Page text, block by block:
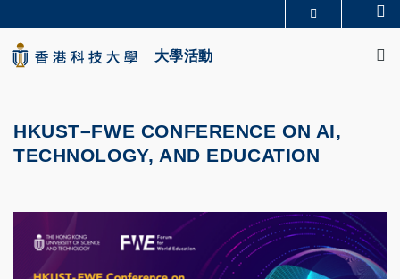
to
main
content
生活@科大
大學活動
HKUST–FWE CONFERENCE ON AI,
TECHNOLOGY, AND EDUCATION